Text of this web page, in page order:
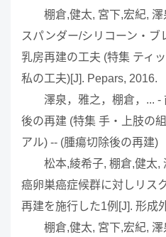
棚倉,健太, 宮下,宏紀,
スパンダー/シリコーン・ブ
乳房再建の工夫 (特集 ティ
私の工夫)[J]. Pepars, 2016.
澤泉，雅之，棚倉，...
後の再建 (特集 手・上肢の
アル) -- (腫瘍切除後の再建)
松本,綾希子, 棚倉,健太,
癌卵巣癌症候群に対しリス
再建を施行した1例[J]. 形成
棚倉,健太, 宮下,宏紀,